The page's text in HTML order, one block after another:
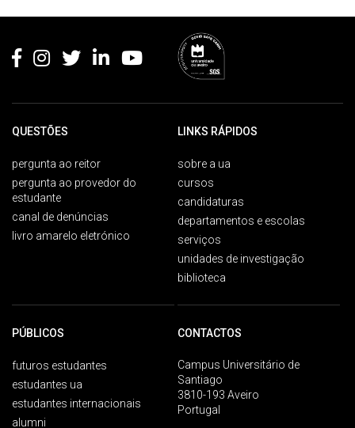
QUESTÕES
pergunta ao reitor
pergunta ao provedor do
estudante
canal de denúncias
livro amarelo eletrónico
LINKS RÁPIDOS
sobre a ua
cursos
candidaturas
departamentos e escolas
serviços
unidades de investigação
biblioteca
PÚBLICOS
futuros estudantes
estudantes ua
estudantes internacionais
alumni
CONTACTOS
Campus Universitário de
Santiago
3810-193 Aveiro
Portugal